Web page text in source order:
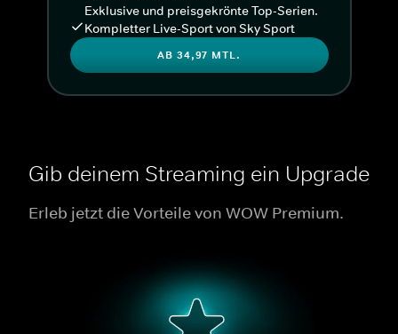
Exklusive und preisgekrönte Top-Serien.
Kompletter Live-Sport von Sky Sport
AB 34,97 MTL.
Gib deinem Streaming ein Upgrade
Erleb jetzt die Vorteile von WOW Premium.